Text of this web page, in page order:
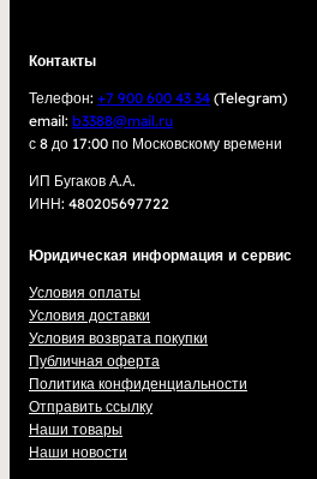
Контакты
Телефон: +7 900 600 43 34 (Telegram)
email: b3388@mail.ru
с 8 до 17:00 по Московскому времени
ИП Бугаков А.А.
ИНН: 480205697722
Юридическая информация и сервис
Условия оплаты
Условия доставки
Условия возврата покупки
Публичная оферта
Политика конфиденциальности
Отправить ссылку
Наши товары
Наши новости